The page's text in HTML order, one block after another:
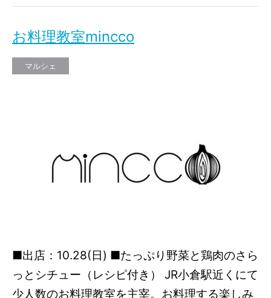
お料理教室mincco
マルシェ
■出店：10.28(日) ■たっぷり野菜と鶏肉のさら
っとシチュー（レシピ付き） JR小倉駅近くにて
少人数のお料理教室を主宰。お料理する楽しみ